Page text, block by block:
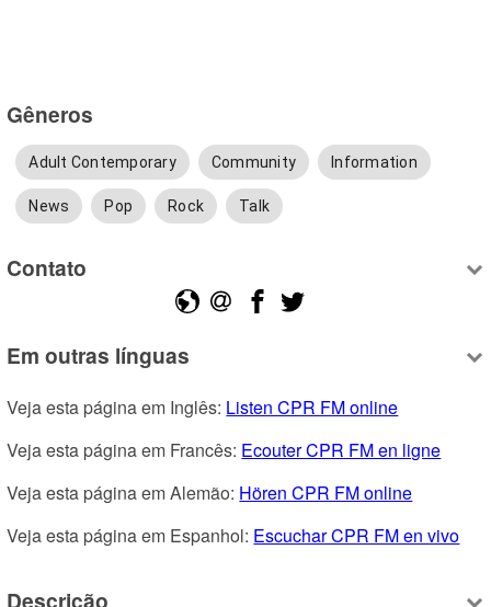
Gêneros
Adult Contemporary Community Information
News Pop Rock Talk
Contato
Em outras línguas
Veja esta página em Inglês: Listen CPR FM online
Veja esta página em Francês: Ecouter CPR FM en ligne
Veja esta página em Alemão: Hören CPR FM online
Veja esta página em Espanhol: Escuchar CPR FM en vivo
Descrição